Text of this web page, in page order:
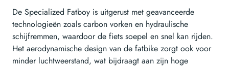
De Specialized Fatboy is uitgerust met geavanceerde
technologieën zoals carbon vorken en hydraulische
schijfremmen, waardoor de fiets soepel en snel kan rijden.
Het aerodynamische design van de fatbike zorgt ook voor
minder luchtweerstand, wat bijdraagt aan zijn hoge